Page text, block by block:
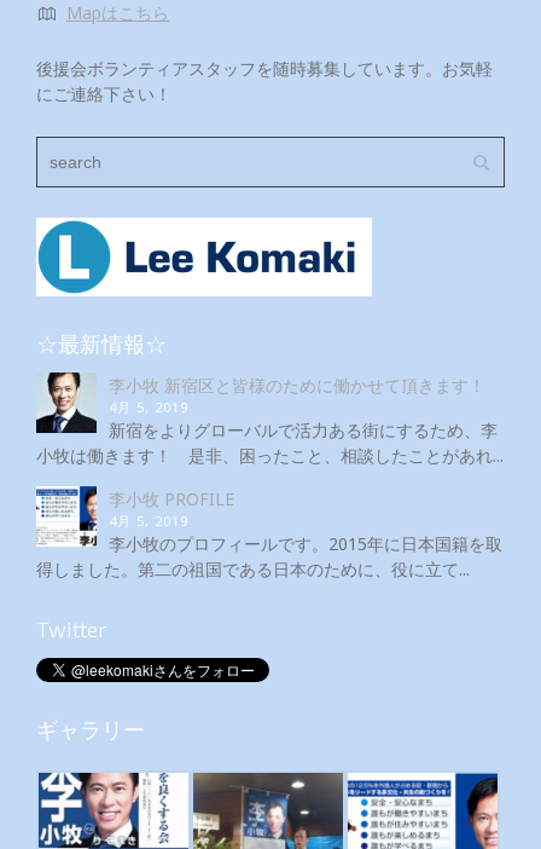
Mapはこちら
後援会ボランティアスタッフを随時募集しています。お気軽
にご連絡下さい！
☆最新情報☆
李小牧 新宿区と皆様のために働かせて頂きます！
4月 5, 2019
新宿をよりグローバルで活力ある街にするため、李
小牧は働きます！ 是非、困ったこと、相談したことがあれ...
李小牧 PROFILE
4月 5, 2019
李小牧のプロフィールです。2015年に日本国籍を取
得しました。第二の祖国である日本のために、役に立て...
Twitter
ギャラリー